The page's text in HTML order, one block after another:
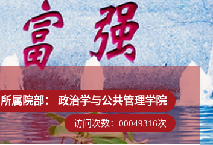
所属院部： 政治学与公共管理学院
访问次数： 00049316次